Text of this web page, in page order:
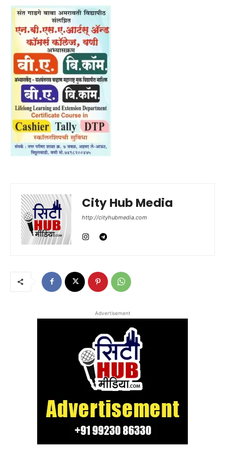
City Hub Media
http://cityhubmedia.com
Advertisement